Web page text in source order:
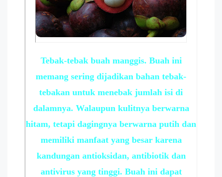
Tebak-tebak buah manggis. Buah ini
memang sering dijadikan bahan tebak-
tebakan untuk menebak jumlah isi di
dalamnya. Walaupun kulitnya berwarna
hitam, tetapi dagingnya berwarna putih dan
memiliki manfaat yang besar karena
kandungan antioksidan, antibiotik dan
antivirus yang tinggi. Buah ini dapat